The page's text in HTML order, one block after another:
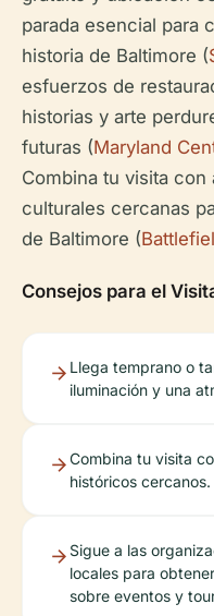
parada esencial para
historia de Baltimore (
esfuerzos de
historias y arte
futuras (Maryland
Combina tu visita
culturales cercanas
de Baltimore (
Consejos para el
Llega temprano o
iluminación y una
Combina tu visita
históricos cercanos.
Sigue a las
locales para
sobre eventos y